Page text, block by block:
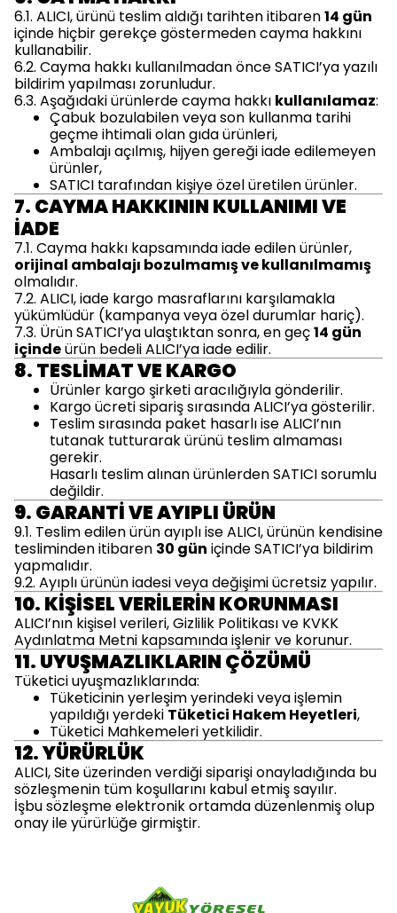
6.1. ALICI, ürünü teslim aldığı tarihten itibaren14 gün
içinde hiçbir gerekçe göstermeden cayma hakkını
kullanabilir.
6.2. Cayma hakkı kullanılmadan önce SATICI’ya yazılı
bildirim yapılması zorunludur.
6.3. Aşağıdaki ürünlerde cayma hakkı kullanılamaz:
Çabuk bozulabilen veya son kullanma tarihi
geçme ihtimali olan gıda ürünleri,
Ambalajı açılmış, hijyen gereği iade edilemeyen
ürünler,
SATICI tarafından kişiye özel üretilen ürünler.
7. CAYMA HAKKININ KULLANIMI VE
İADE
7.1. Cayma hakkı kapsamında iade edilen ürünler,
orijinal ambalajı bozulmamış ve kullanılmamış
olmalıdır.
7.2. ALICI, iade kargo masraflarını karşılamakla
yükümlüdür (kampanya veya özel durumlar hariç).
7.3. Ürün SATICI’ya ulaştıktan sonra, en geç14 gün
içindeürün bedeli ALICI’ya iade edilir.
8. TESLİMAT VE KARGO
Ürünler kargo şirketi aracılığıyla gönderilir.
Kargo ücreti sipariş sırasında ALICI’ya gösterilir.
Teslim sırasında paket hasarlı ise ALICI’nın
tutanak tutturarak ürünü teslim almaması
gerekir.
Hasarlı teslim alınan ürünlerden SATICI sorumlu
değildir.
9. GARANTİ VE AYIPLI ÜRÜN
9.1. Teslim edilen ürün ayıplı ise ALICI, ürünün kendisine
tesliminden itibaren 30 gün içinde SATICI’ya bildirim
yapmalıdır.
9.2. Ayıplı ürünün iadesi veya değişimi ücretsiz yapılır.
10. KİŞİSEL VERİLERİN KORUNMASI
ALICI’nın kişisel verileri, Gizlilik Politikası ve KVKK
Aydınlatma Metni kapsamında işlenir ve korunur.
11. UYUŞMAZLIKLARIN ÇÖZÜMÜ
Tüketici uyuşmazlıklarında:
Tüketicinin yerleşim yerindeki veya işlemin
yapıldığı yerdeki Tüketici Hakem Heyetleri,
Tüketici Mahkemeleri yetkilidir.
12. YÜRÜRLÜK
ALICI, Site üzerinden verdiği siparişi onayladığında bu
sözleşmenin tüm koşullarını kabul etmiş sayılır.
İşbu sözleşme elektronik ortamda düzenlenmiş olup
onay ile yürürlüğe girmiştir.